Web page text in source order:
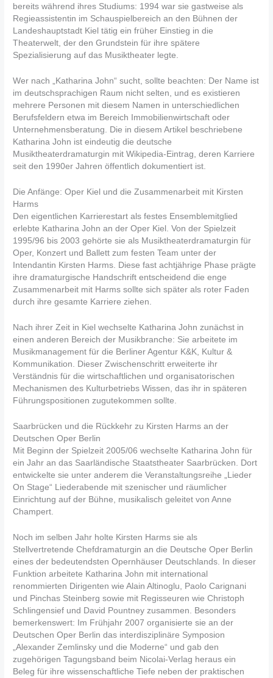
bereits während ihres Studiums: 1994 war sie gastweise als
Regieassistentin im Schauspielbereich an den Bühnen der
Landeshauptstadt Kiel tätig ein früher Einstieg in die
Theaterwelt, der den Grundstein für ihre spätere
Spezialisierung auf das Musiktheater legte.
Wer nach „Katharina John“ sucht, sollte beachten: Der Name ist
im deutschsprachigen Raum nicht selten, und es existieren
mehrere Personen mit diesem Namen in unterschiedlichen
Berufsfeldern etwa im Bereich Immobilienwirtschaft oder
Unternehmensberatung. Die in diesem Artikel beschriebene
Katharina John ist eindeutig die deutsche
Musiktheaterdramaturgin mit Wikipedia-Eintrag, deren Karriere
seit den 1990er Jahren öffentlich dokumentiert ist.
Die Anfänge: Oper Kiel und die Zusammenarbeit mit Kirsten
Harms
Den eigentlichen Karrierestart als festes Ensemblemitglied
erlebte Katharina John an der Oper Kiel. Von der Spielzeit
1995/96 bis 2003 gehörte sie als Musiktheaterdramaturgin für
Oper, Konzert und Ballett zum festen Team unter der
Intendantin Kirsten Harms. Diese fast achtjährige Phase prägte
ihre dramaturgische Handschrift entscheidend die enge
Zusammenarbeit mit Harms sollte sich später als roter Faden
durch ihre gesamte Karriere ziehen.
Nach ihrer Zeit in Kiel wechselte Katharina John zunächst in
einen anderen Bereich der Musikbranche: Sie arbeitete im
Musikmanagement für die Berliner Agentur K&K, Kultur &
Kommunikation. Dieser Zwischenschritt erweiterte ihr
Verständnis für die wirtschaftlichen und organisatorischen
Mechanismen des Kulturbetriebs Wissen, das ihr in späteren
Führungspositionen zugutekommen sollte.
Saarbrücken und die Rückkehr zu Kirsten Harms an der
Deutschen Oper Berlin
Mit Beginn der Spielzeit 2005/06 wechselte Katharina John für
ein Jahr an das Saarländische Staatstheater Saarbrücken. Dort
entwickelte sie unter anderem die Veranstaltungsreihe „Lieder
On Stage“ Liederabende mit szenischer und räumlicher
Einrichtung auf der Bühne, musikalisch geleitet von Anne
Champert.
Noch im selben Jahr holte Kirsten Harms sie als
Stellvertretende Chefdramaturgin an die Deutsche Oper Berlin
eines der bedeutendsten Opernhäuser Deutschlands. In dieser
Funktion arbeitete Katharina John mit international
renommierten Dirigenten wie Alain Altinoglu, Paolo Carignani
und Pinchas Steinberg sowie mit Regisseuren wie Christoph
Schlingensief und David Pountney zusammen. Besonders
bemerkenswert: Im Frühjahr 2007 organisierte sie an der
Deutschen Oper Berlin das interdisziplinäre Symposion
„Alexander Zemlinsky und die Moderne“ und gab den
zugehörigen Tagungsband beim Nicolai-Verlag heraus ein
Beleg für ihre wissenschaftliche Tiefe neben der praktischen